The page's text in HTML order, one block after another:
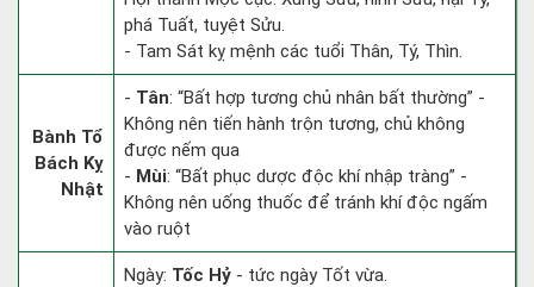
phá Tuất, tuyệt Sửu.
- Tam Sát kỵ mệnh các tuổi Thân, Tý, Thìn.
Bành Tổ
Bách Kỵ
Nhật
- Tân: “Bất hợp tương chủ nhân bất thường” -
Không nên tiến hành trộn tương, chủ không
được nếm qua
- Mùi: “Bất phục dược độc khí nhập tràng” -
Không nên uống thuốc để tránh khí độc ngấm
vào ruột
Ngày: Tốc Hỷ - tức ngày Tốt vừa.